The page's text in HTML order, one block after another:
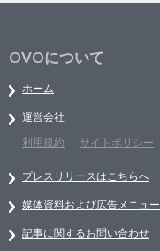
OVOについて
ホーム
運営会社
利用規約
サイトポリシー
プレスリリースはこちらへ
媒体資料および広告メニュー
記事に関するお問い合わせ